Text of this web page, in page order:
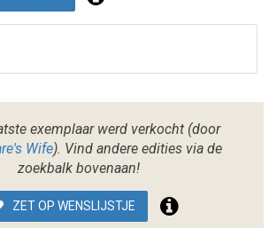
exemplaar werd verkocht (door
Wife). Vind andere edities via de
zoekbalk bovenaan!
ZET OP WENSLIJSTJE